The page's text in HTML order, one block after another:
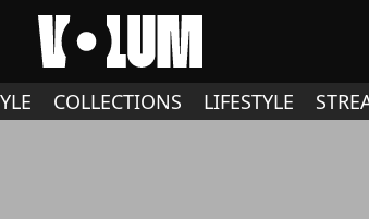
COLLECTIONS LIFESTYLE